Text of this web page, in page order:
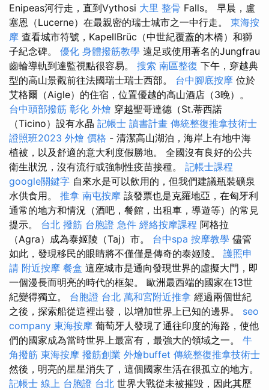
Enipeas河行走，直到Vythosi 大里 整骨 Falls。 早晨，盧
塞恩（Lucerne）在最親密的瑞士城市之一中行走。 東海按
摩 查看城市符號，KapellBrüc（中世紀覆蓋的木橋）和獅
子紀念碑。 優化 身體撥筋教學 遠足或使用著名的Jungfrau
齒輪導軌到達監視點很容易。 搜索 南區整復 下午，穿越典
型的高山景觀前往法國瑞士瑞士西部。 台中腳底按摩 位於
艾格爾（Aigle）的住宿，位置優越的高山酒店（3晚）。
台中頭部撥筋 彰化 外燴 穿越聖哥達德（St.蒂西諾
（Ticino）設有水晶 記帳士 讀書計畫 傳統整復推拿技術士
證照班2023 外燴 價格 - 清潔高山湖泊，海岸上有地中海
植被，以及舒適的意大利度假勝地。 全國沒有良好的公共
衛生狀況，沒有流行或強制性疫苗接種。 記帳士課程
google關鍵字 自來水是可以飲用的，但我們建議瓶裝礦泉
水供食用。 推拿 南屯按摩 該發票也是克羅地亞，在匈牙利
通常的地方和情況（酒吧，餐館，出租車，導遊等）的常見
提示。 台北 撥筋 台胞證 急件 經絡按摩課程 阿格拉
（Agra）成為泰姬陵（Taj）市。 台中spa 按摩教學 儘管
如此，發現移民的眼睛將不僅僅是傳奇的泰姬陵。 護照申
請 附近按摩 餐盒 這座城市是通向發現世界的虛擬大門，即
一個漫長而明亮的時代的框架。 歐洲最西端的國家在13世
紀變得獨立。 台胞證 台北 萬和宮附近推拿 經過兩個世紀
之後，探索船從這裡出發，以增加世界上已知的邊界。 seo
company 東海按摩 葡萄牙人發現了通往印度的海路，使他
們的國家成為當時世界上最富有，最強大的領域之一。 牛
角撥筋 東海按摩 撥筋創業 外燴buffet 傳統整復推拿技術士
然後，明亮的星星消失了，這個國家生活在很孤立的地方。
記帳士 線上 台胞證 台北 世界大戰從未被摧毀，因此其歷